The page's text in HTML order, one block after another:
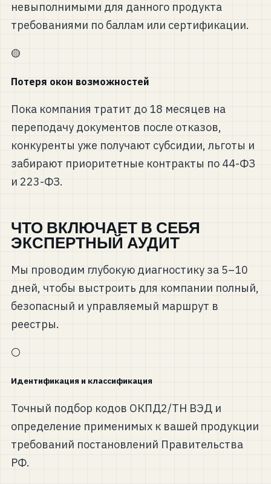
невыполнимыми для данного продукта
требованиями по баллам или сертификации.
🟡
Потеря окон возможностей
Пока компания тратит до 18 месяцев на
переподачу документов после отказов,
конкуренты уже получают субсидии, льготы и
забирают приоритетные контракты по 44-ФЗ
и 223-ФЗ.
ЧТО ВКЛЮЧАЕТ В СЕБЯ
ЭКСПЕРТНЫЙ АУДИТ
Мы проводим глубокую диагностику за 5–10
дней, чтобы выстроить для компании полный,
безопасный и управляемый маршрут в
реестры.
⚪
Идентификация и классификация
Точный подбор кодов ОКПД2/ТН ВЭД и
определение применимых к вашей продукции
требований постановлений Правительства
РФ.